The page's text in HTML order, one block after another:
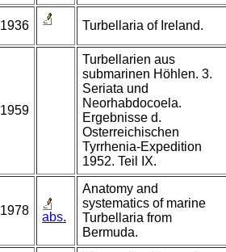
1936 Turbellaria of Ireland.
1959
Turbellarien aus
submarinen Höhlen. 3.
Seriata und
Neorhabdocoela.
Ergebnisse d.
Osterreichischen
Tyrrhenia-Expedition
1952. Teil IX.
1978 abs.
Anatomy and
systematics of marine
Turbellaria from
Bermuda.